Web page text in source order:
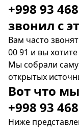
+998 93
звонил c
Вам часто
00 91 и вы
Мы собрали
открытых
Вот что
+998 93
Ниже